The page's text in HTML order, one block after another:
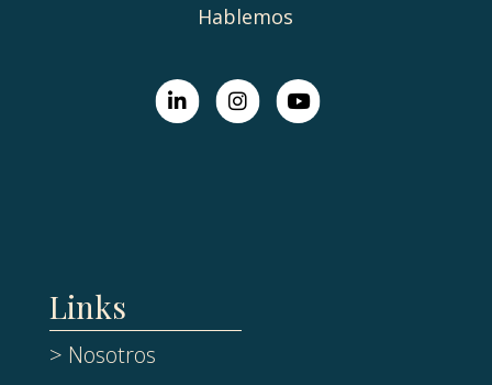
Hablemos
Links
> Nosotros